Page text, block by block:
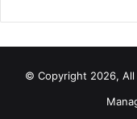
© Copyright 2026,